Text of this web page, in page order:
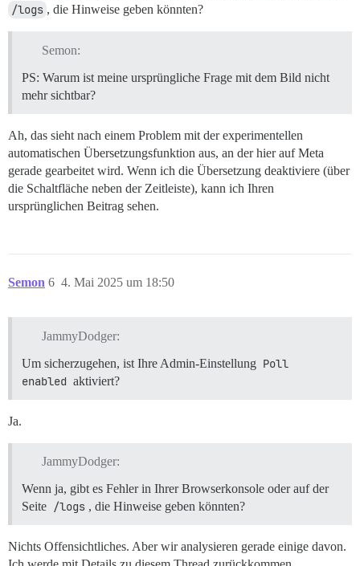
/logs , die Hinweise geben könnten?
Semon:
PS: Warum ist meine ursprüngliche Frage mit dem Bild nicht
mehr sichtbar?
Ah, das sieht nach einem Problem mit der experimentellen
automatischen Übersetzungsfunktion aus, an der hier auf Meta
gerade gearbeitet wird. Wenn ich die Übersetzung deaktiviere (über
die Schaltfläche neben der Zeitleiste), kann ich Ihren
ursprünglichen Beitrag sehen.
Semon 4. Mai 2025 um 18:50
6
JammyDodger:
Um sicherzugehen, ist Ihre Admin-Einstellung Poll
enabled aktiviert?
Ja.
JammyDodger:
Wenn ja, gibt es Fehler in Ihrer Browserkonsole oder auf der
Seite /logs , die Hinweise geben könnten?
Nichts Offensichtliches. Aber wir analysieren gerade einige davon.